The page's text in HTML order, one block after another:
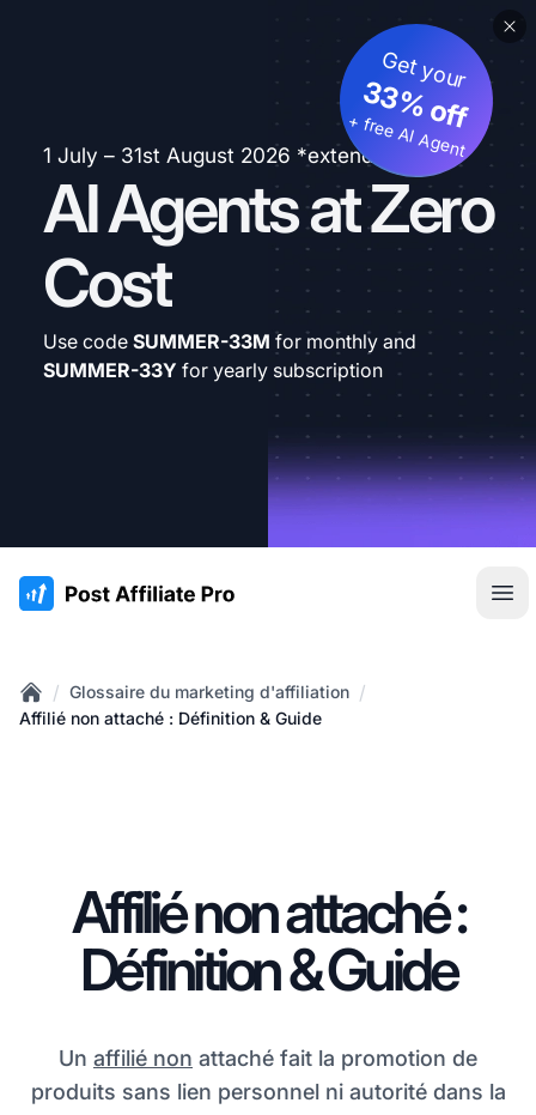
1 July – 31st August 2026 *extended
AI Agents at Zero
Cost
Get your
33% off
+ free AI Agent
Use code SUMMER-33M for monthly and
SUMMER-33Y for yearly subscription
:site.title
Home
/ Glossaire du marketing d'affiliation /
Affilié non attaché : Définition & Guide
Affilié non attaché :
Définition & Guide
Un affilié non attaché fait la promotion de
produits sans lien personnel ni autorité dans la